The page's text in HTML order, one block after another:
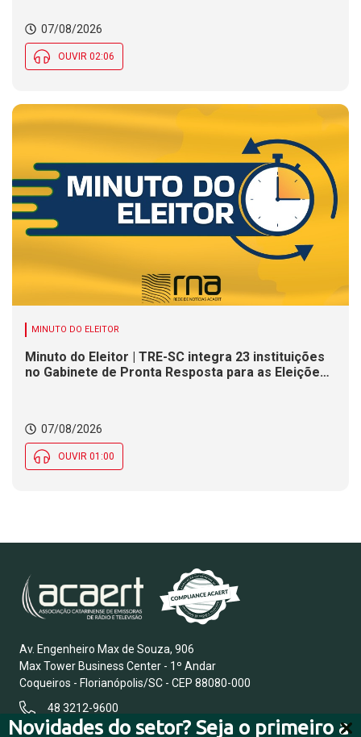
Novidades do setor? Seja o primeiro a
07/08/2026
OUVIR 02:06
MINUTO DO ELEITOR
Minuto do Eleitor | TRE-SC integra 23 instituições
no Gabinete de Pronta Resposta para as Eleições
07/08/2026
OUVIR 01:00
Av. Engenheiro Max de Souza, 906
Max Tower Business Center - 1º Andar
Coqueiros - Florianópolis/SC - CEP 88080-000
48 3212-9600